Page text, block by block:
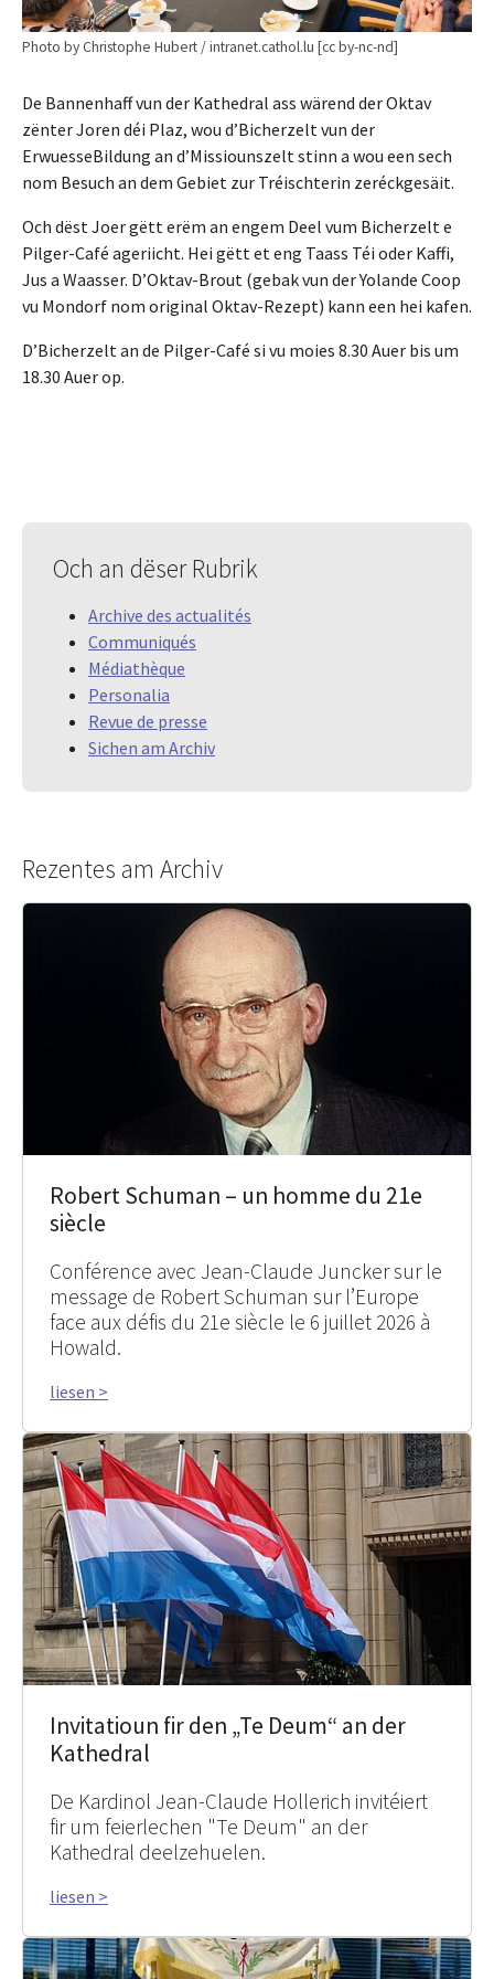
Photo by Christophe Hubert / intranet.cathol.lu [cc by-nc-nd]
De Bannenhaff vun der Kathedral ass wärend der Oktav
zënter Joren déi Plaz, wou d’Bicherzelt vun der
ErwuesseBildung an d’Missiounszelt stinn a wou een sech
nom Besuch an dem Gebiet zur Tréischterin zeréckgesäit.
Och dëst Joer gëtt erëm an engem Deel vum Bicherzelt e
Pilger-Café ageriicht. Hei gëtt et eng Taass Téi oder Kaffi,
Jus a Waasser. D’Oktav-Brout (gebak vun der Yolande Coop
vu Mondorf nom original Oktav-Rezept) kann een hei kafen.
D’Bicherzelt an de Pilger-Café si vu moies 8.30 Auer bis um
18.30 Auer op.
Och an dëser Rubrik
Archive des actualités
Communiqués
Médiathèque
Personalia
Revue de presse
Sichen am Archiv
Rezentes am Archiv
Robert Schuman – un homme du 21e
siècle
Conférence avec Jean-Claude Juncker sur le
message de Robert Schuman sur l’Europe
face aux défis du 21e siècle le 6 juillet 2026 à
Howald.
liesen >
Invitatioun fir den „Te Deum“ an der
Kathedral
De Kardinol Jean-Claude Hollerich invitéiert
fir um feierlechen "Te Deum" an der
Kathedral deelzehuelen.
liesen >